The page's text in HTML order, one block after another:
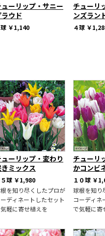
ューリップ・サニー
ラウド
￥1,140
チューリ
ンズラン
４球 ￥
ューリップ・変わり
きミックス
球 ￥1,980
を知り尽くしたプロが
ディネートしたセット
軽に寄せ植えを
チューリ
かコンビ
１０球 ￥
球根を知り
コーディネ
で気軽に寄